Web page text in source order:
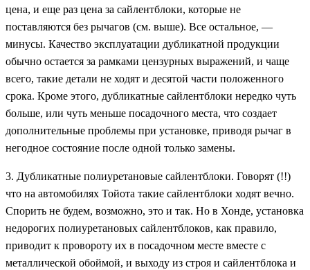
цена, и еще раз цена за сайлентблоки, которые не
поставляются без рычагов (см. выше). Все остальное, —
минусы. Качество эксплуатации дубликатной продукции
обычно остается за рамками цензурных выражений, и чаще
всего, такие детали не ходят и десятой части положенного
срока. Кроме этого, дубликатные сайлентблоки нередко чуть
больше, или чуть меньше посадочного места, что создает
дополнительные проблемы при установке, приводя рычаг в
негодное состояние после одной только замены.
3. Дубликатные полиуретановые сайлентблоки. Говорят (!!)
что на автомобилях Тойота такие сайлентблоки ходят вечно.
Спорить не будем, возможно, это и так. Но в Хонде, установка
недорогих полиуретановых сайлентблоков, как правило,
приводит к провороту их в посадочном месте вместе с
металлической обоймой, и выходу из строя и сайлентблока и